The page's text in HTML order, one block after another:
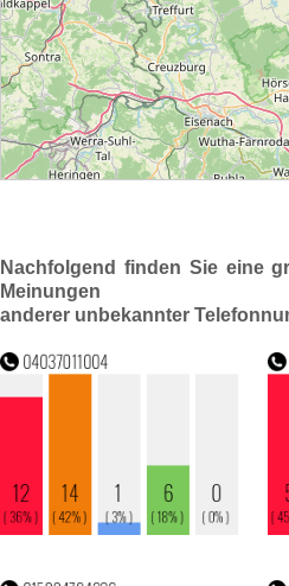
Nachfolgend finden Sie eine
Meinungen
anderer unbekannter